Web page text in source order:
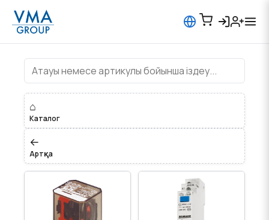
Устройства управления, Реле
⌂
Каталог
←
Артқа